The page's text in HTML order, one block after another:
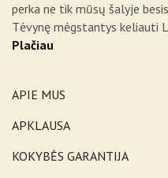
perka ne tik mūsų šalyje
Tėvynę mėgstantys keliauti
Plačiau
APIE MUS
APKLAUSA
KOKYBĖS GARANTIJA